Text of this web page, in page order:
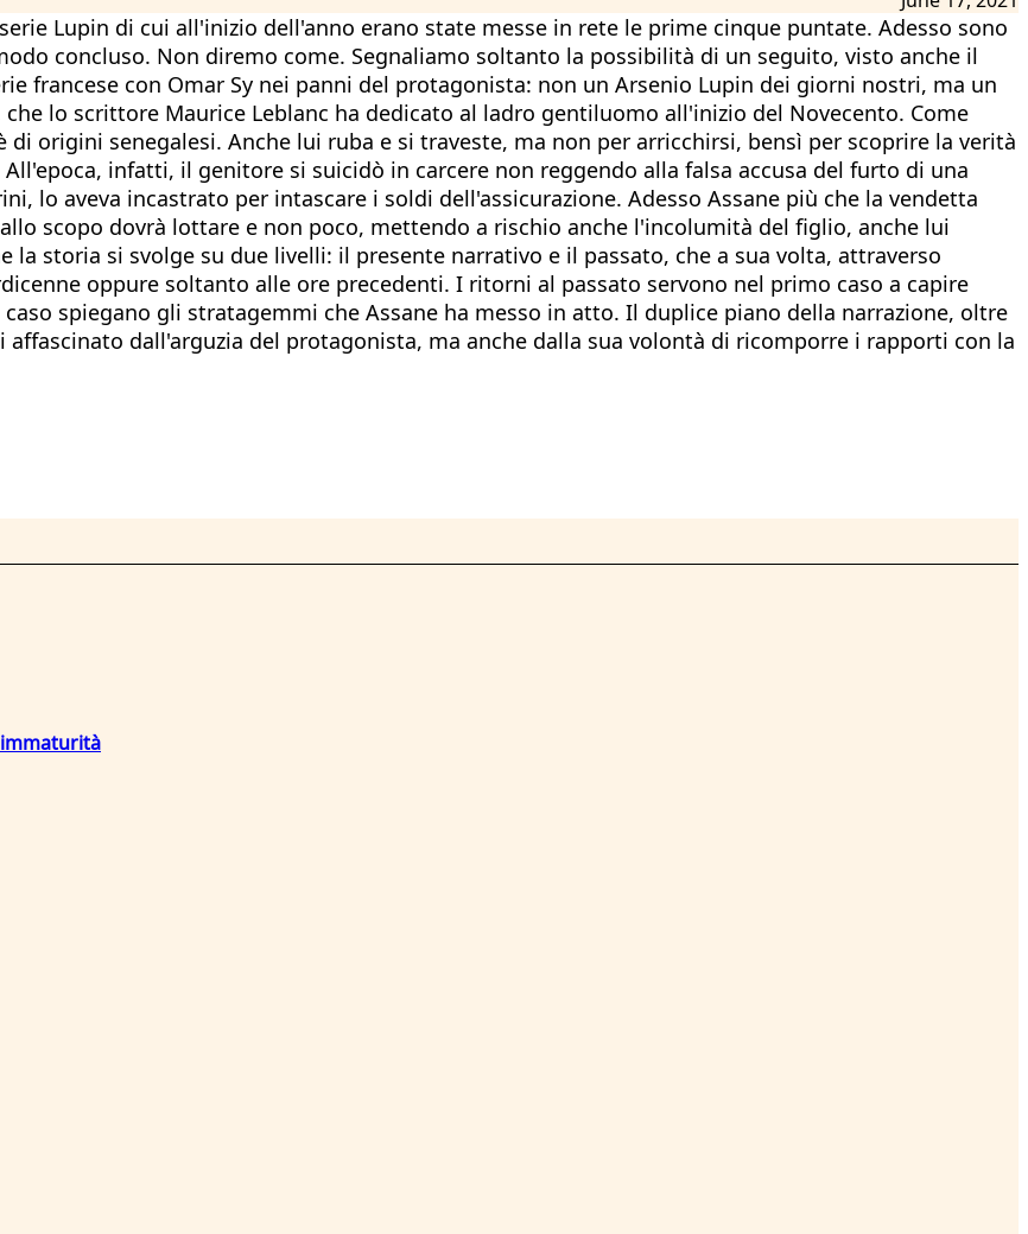
Lupin di cui all'inizio dell'anno erano state messe in rete le prime cinque puntate. Adesso sono
concluso. Non diremo come. Segnaliamo soltanto la possibilità di un seguito, visto anche il
francese con Omar Sy nei panni del protagonista: non un Arsenio Lupin dei giorni nostri, ma un
lo scrittore Maurice Leblanc ha dedicato al ladro gentiluomo all'inizio del Novecento. Come
origini senegalesi. Anche lui ruba e si traveste, ma non per arricchirsi, bensì per scoprire la verità
infatti, il genitore si suicidò in carcere non reggendo alla falsa accusa del furto di una
lo aveva incastrato per intascare i soldi dell'assicurazione. Adesso Assane più che la vendetta
scopo dovrà lottare e non poco, mettendo a rischio anche l'incolumità del figlio, anche lui
la storia si svolge su due livelli: il presente narrativo e il passato, che a sua volta, attraverso
oppure soltanto alle ore precedenti. I ritorni al passato servono nel primo caso a capire
spiegano gli stratagemmi che Assane ha messo in atto. Il duplice piano della narrazione, oltre
dall'arguzia del protagonista, ma anche dalla sua volontà di ricomporre i rapporti con la